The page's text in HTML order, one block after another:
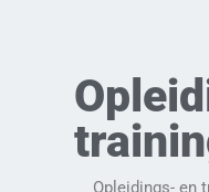
Opleidings- en